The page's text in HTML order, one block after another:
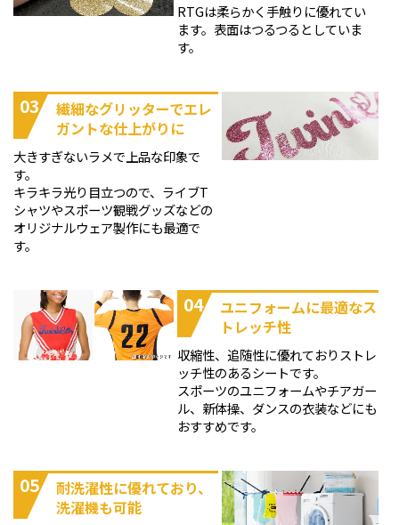
RTGは柔らかく手触りに優れてい
ます。表面はつるつるとしていま
す。
03
繊細なグリッターでエレ
ガントな仕上がりに
大きすぎないラメで上品な印象で
す。
キラキラ光り目立つので、ライブT
シャツやスポーツ観戦グッズなどの
オリジナルウェア製作にも最適で
す。
04
ユニフォームに最適なス
トレッチ性
収縮性、追随性に優れておりストレ
ッチ性のあるシートです。
スポーツのユニフォームやチアガー
ル、新体操、ダンスの衣装などにも
おすすめです。
05
耐洗濯性に優れており、
洗濯機も可能